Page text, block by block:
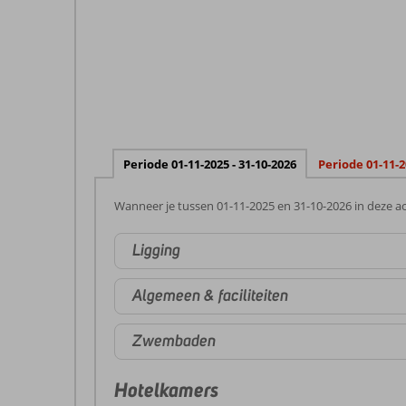
Periode 01-11-2025 - 31-10-2026 Periode 01-11-
Wanneer je tussen 01-11-2025 en 31-10-2026 in
Ligging
Algemeen & faciliteiten
Zwembaden
Hotelkamers